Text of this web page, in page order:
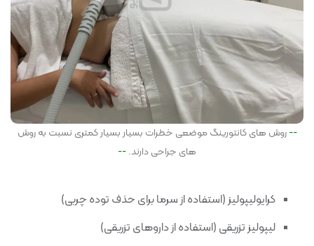
روش های کانتورینگ موضعی خطرات بسیار بسیار کمتری نسبت به روش
های جراحی دارند.
کرایولیپولیز (استفاده از سرما برای حذف توده چربی)
لیپولیز تزریقی (استفاده از داروهای تزریقی)